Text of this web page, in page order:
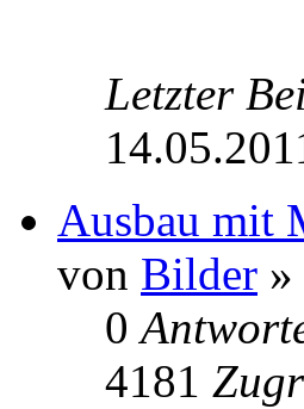
Letzter
Ausbau mit
von Bilder
0
4181